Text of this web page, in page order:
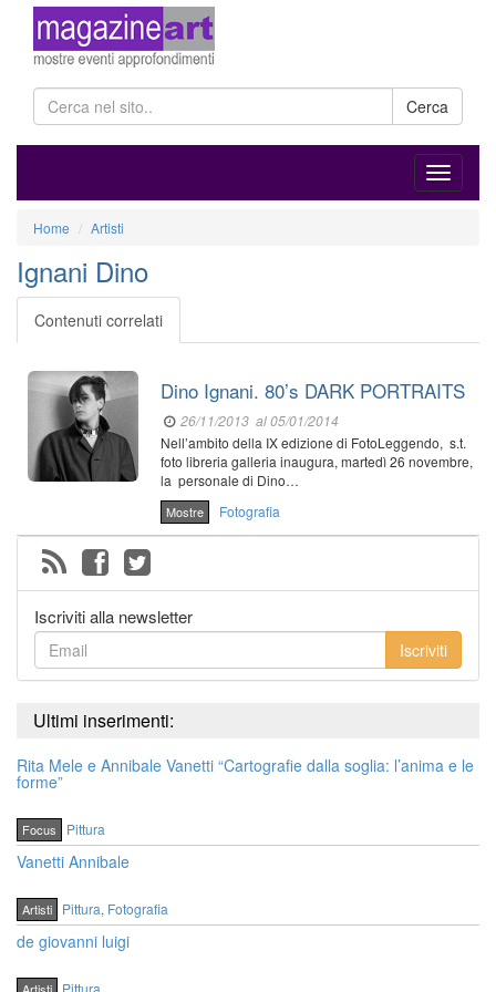
Cerca
Home Artisti
Ignani Dino
Contenuti correlati
Dino Ignani. 80’s DARK PORTRAITS
26/11/2013 al 05/01/2014
Nell’ambito della IX edizione di FotoLeggendo, s.t.
foto libreria galleria inaugura, martedì 26 novembre,
la personale di Dino…
Mostre Fotografia
Iscriviti alla newsletter
Iscriviti
Ultimi inserimenti:
Rita Mele e Annibale Vanetti “Cartografie dalla soglia: l’anima e le
forme”
Focus Pittura
Vanetti Annibale
Artisti Pittura, Fotografia
de giovanni luigi
Pittura